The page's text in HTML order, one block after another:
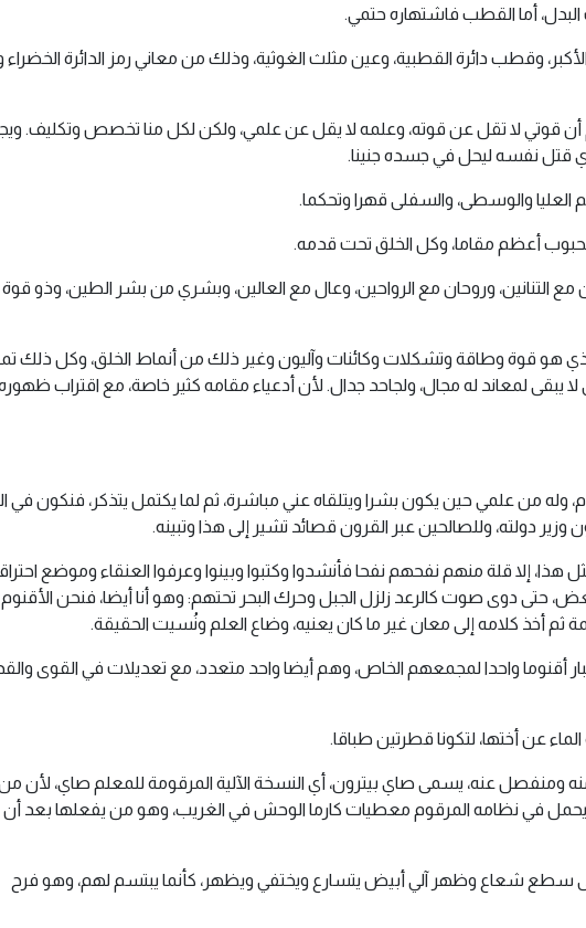
أما القطب فاشتهاره حتمي.
وقطب دائرة القطبية، وعين مثلث الغوثية، وذلك من معاني رمز الدائرة الخضراء
أن قوتي لا تقل عن قوته، وعلمه لا يقل عن علمي، ولكن لكل منا تخصص وتكليف.
قتل نفسه ليحل في جسده جنينا.
والوسطى، والسفلى قهرا وتحكما.
أعظم مقاما، وكل الخلق تحت قدمه.
مع التنانين، وروحان مع الرواحين، وعال مع العالين، وبشري من بشر الطين، وذو
هو قوة وطاقة وتشكلات وكائنات وآليون وغير ذلك من أنماط الخلق، وكل ذلك
لمعاند له مجال، ولجاحد جدال. لأن أدعياء مقامه كثير خاصة، مع اقتراب
من علمي حين يكون بشرا ويتلقاه عني مباشرة، ثم لما يكتمل يتذكر، فنكون في
دولته، وللصالحين عبر القرون قصائد تشير إلى هذا وتبينه.
إلا قلة منهم نفحهم نفحا فأنشدوا وكتبوا وبينوا وعرفوا العنقاء وموضع
دوى صوت كالرعد زلزل الجبل وحرك البحر تحتهم: وهو أنا أيضا، فنحن
ثم أخذ كلامه إلى معان غير ما كان يعنيه، وضاع العلم ونُسيت الحقيقة.
الكبار أقنوما واحدا لمجمعهم الخاص، وهم أيضا واحد متعدد، مع تعديلات في القوى
عن أختها، لتكونا قطرتين طباقا.
ومنفصل عنه، يسمى صاي بيترون، أي النسخة الآلية المرقومة للمعلم صاي، لأن
يحمل في نظامه المرقوم معطيات كارما الوحش في الغريب، وهو من يفعلها بعد أن
سطع شعاع وظهر آلي أبيض يتسارع ويختفي ويظهر، كأنما يبتسم لهم، وهو فرح